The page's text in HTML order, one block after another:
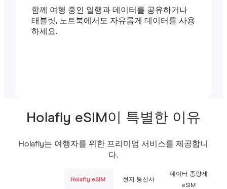
함께 여행 중인 일행과 데이터를 공유하거나
태블릿, 노트북에서도 자유롭게 데이터를 사용
하세요.
Holafly eSIM이 특별한 이유
Holafly는 여행자를 위한 프리미엄 서비스를 제공합니
다.
Holafly eSIM 현지 통신사
데이터 종량제
eSIM